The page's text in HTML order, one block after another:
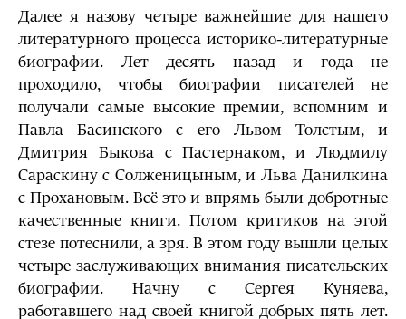
Далее я назову четыре важнейшие для нашего
литературного процесса историко-литературные
биографии. Лет десять назад и года не
проходило, чтобы биографии писателей не
получали самые высокие премии, вспомним и
Павла Басинского с его Львом Толстым, и
Дмитрия Быкова с Пастернаком, и Людмилу
Сараскину с Солженицыным, и Льва Данилкина
с Прохановым. Всё это и впрямь были добротные
качественные книги. Потом критиков на этой
стезе потеснили, а зря. В этом году вышли целых
четыре заслуживающих внимания писательских
биографии. Начну с Сергея Куняева,
работавшего над своей книгой добрых пять лет.